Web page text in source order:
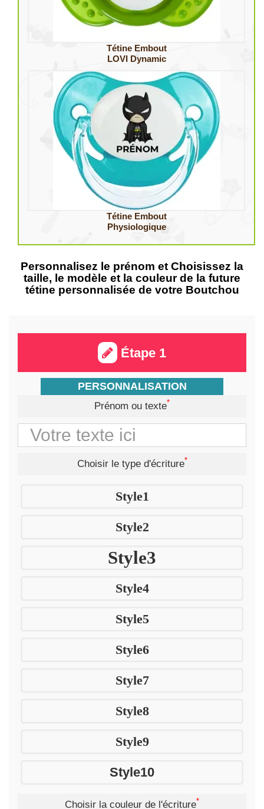
Tétine Embout
LOVI Dynamic
Tétine Embout
Physiologique
Personnalisez le prénom et Choisissez la
taille, le modèle et la couleur de la future
tétine personnalisée de votre Boutchou
Étape 1
PERSONNALISATION
Prénom ou texte*
Choisir le type d'écriture*
Style1
Style2
Style3
Style4
Style5
Style6
Style7
Style8
Style9
Style10
Choisir la couleur de l'écriture*